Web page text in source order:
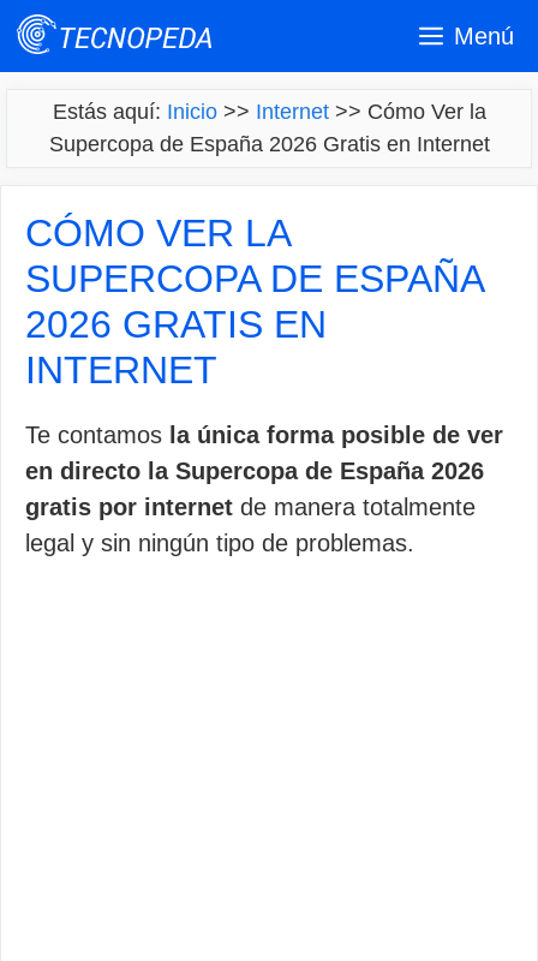
Saltar
Menú
Estás aquí: Inicio>> Internet>> Cómo Ver la
Supercopa de España 2026 Gratis en Internet
CÓMO VER LA
SUPERCOPA DE ESPAÑA
2026 GRATIS EN
INTERNET
Te contamos la única forma posible de ver
en directo la Supercopa de España 2026
gratis por internet de manera totalmente
legal y sin ningún tipo de problemas.